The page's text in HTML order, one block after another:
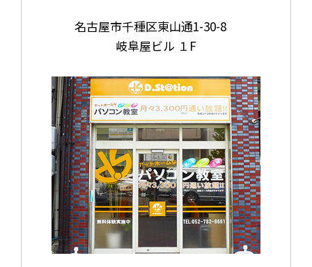
名古屋市千種区東山通1-30-8
岐阜屋ビル １F